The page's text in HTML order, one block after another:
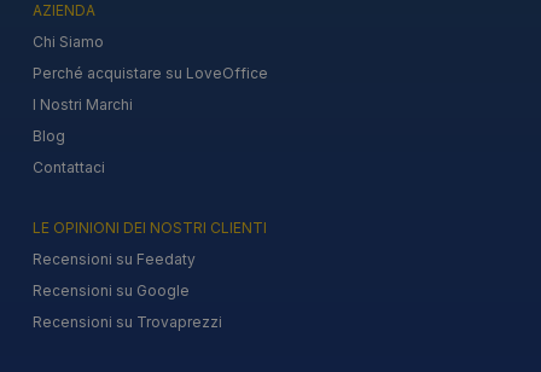
AZIENDA
Chi Siamo
Perché acquistare su LoveOffice
I Nostri Marchi
Blog
Contattaci
LE OPINIONI DEI NOSTRI CLIENTI
Recensioni su Feedaty
Recensioni su Google
Recensioni su Trovaprezzi